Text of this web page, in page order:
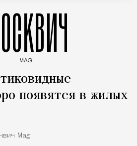
MAG
появятся в жилых
Mag